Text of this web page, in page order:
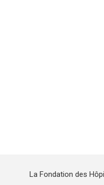
La Fondation des